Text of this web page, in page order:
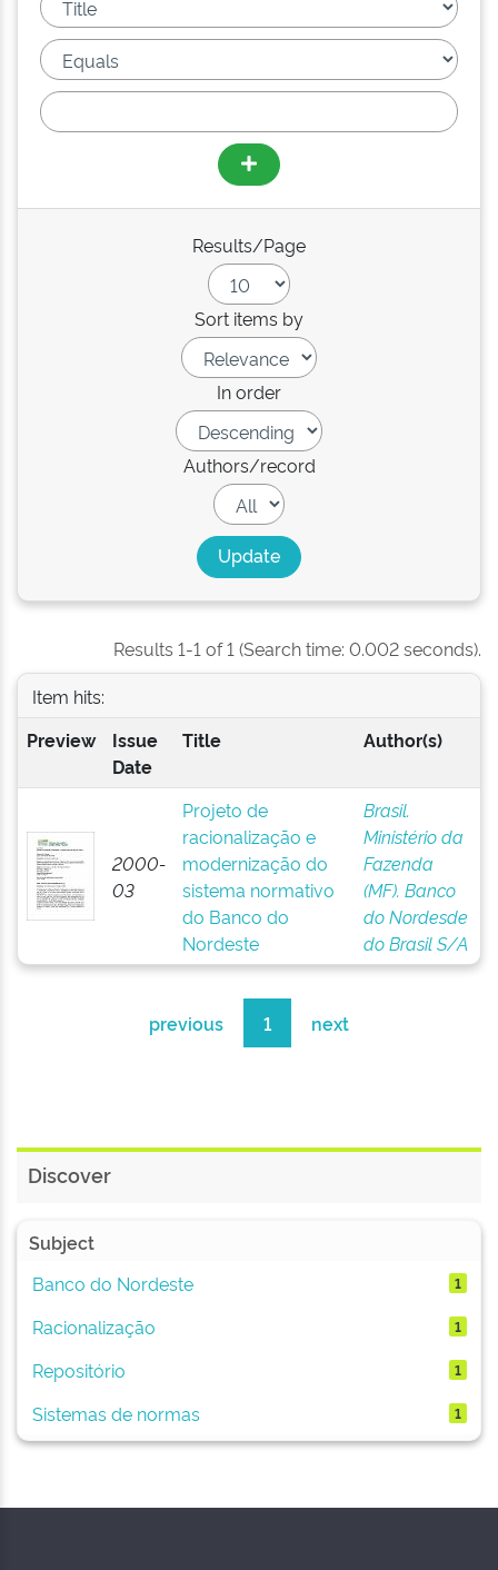
Results/Page
Sort items by
In order
Authors/record
Results 1-1 of 1 (Search time: 0.002 seconds).
Item hits:
Preview
Issue
Date
Title Author(s)
2000-
03
Projeto de
racionalização e
modernização do
sistema normativo
do Banco do
Nordeste
Brasil.
Ministério da
Fazenda
(MF). Banco
do Nordesde
do Brasil S/A
previous 1 next
Discover
Subject
Banco do Nordeste
1
Racionalização 1
Repositório 1
Sistemas de normas 1